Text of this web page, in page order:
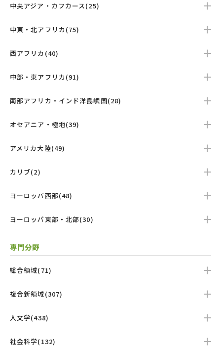
中央アジア・カフカース(25)
中東・北アフリカ(75)
西アフリカ(40)
中部・東アフリカ(91)
南部アフリカ・インド洋島嶼国(28)
オセアニア・極地(39)
アメリカ大陸(49)
カリブ(2)
ヨーロッパ西部(48)
ヨーロッパ東部・北部(30)
専門分野
総合領域(71)
複合新領域(307)
人文学(438)
社会科学(132)